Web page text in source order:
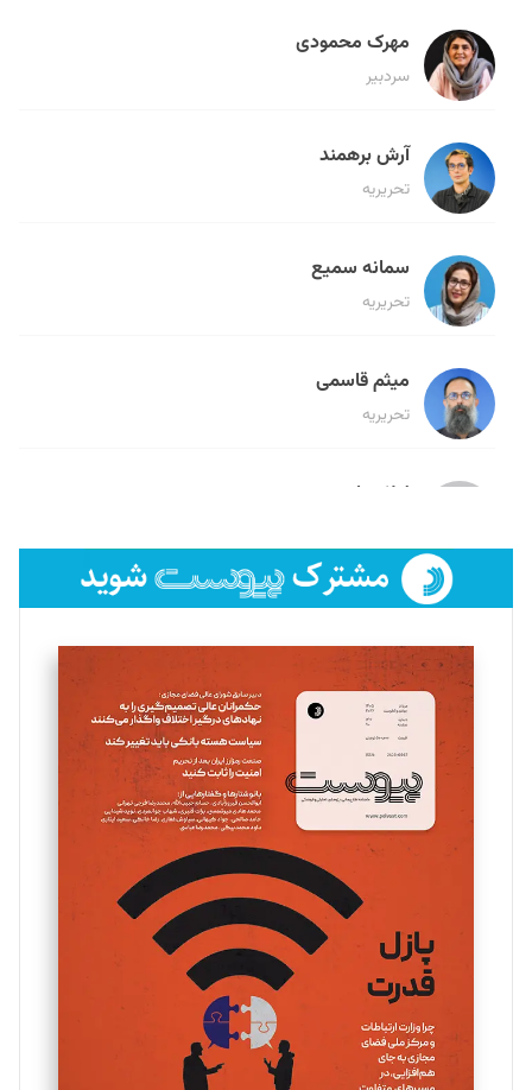
مهرک محمودی
سردبیر
آرش برهمند
تحریریه
سمانه سمیع
تحریریه
میثم قاسمی
تحریریه
لیلا حنارود
فائزه فتحی رستمی
تحریریه
سروش کرمیان
تحریریه
مینا پاکدل
یسنا امان‌پور
تحریریه
ملینا جعفری